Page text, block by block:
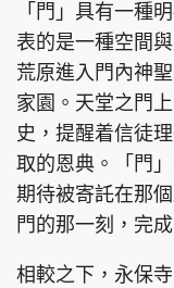
親子王
頭條搵工
關於我們
聯絡我們
「門」具有一種
表的是一種空間
荒原進入門內神
家園。天堂之門
史，提醒着信徒
取的恩典。「門
期待被寄託在那
門的那一刻，完
相較之下，永保